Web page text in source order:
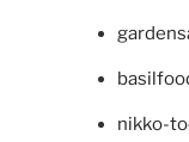
nikko-